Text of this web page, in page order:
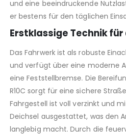
und eine beeindruckende
er bestens für den täglichen
Erstklassige Technik
Das Fahrwerk ist als robuste
und verfügt über eine moderne
eine Feststellbremse. Die
R10C sorgt für eine sichere
Fahrgestell ist voll verzinkt und
Deichsel ausgestattet, was den
langlebig macht. Durch die